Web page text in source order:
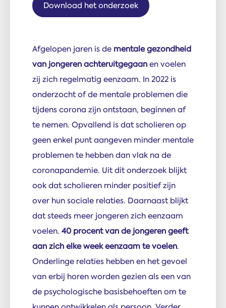
Download het onderzoek
Afgelopen jaren is de mentale gezondheid
van jongeren achteruitgegaanen voelen
zij zich regelmatig eenzaam. In 2022 is
onderzocht of de mentale problemen die
tijdens corona zijn ontstaan, beginnen af
te nemen. Opvallend is dat scholieren op
geen enkel punt aangeven minder mentale
problemen te hebben dan vlak na de
coronapandemie. Uit dit onderzoek blijkt
ookdat scholieren minder positief zijn
over hun sociale relaties. Daarnaastblijkt
dat steeds meer jongeren zich eenzaam
voelen. 40 procent van de jongeren geeft
aan zich elke week eenzaam te voelen.
Onderlinge relaties hebben en het gevoel
van erbij horenwordengezien als een van
de psychologische basisbehoeften om te